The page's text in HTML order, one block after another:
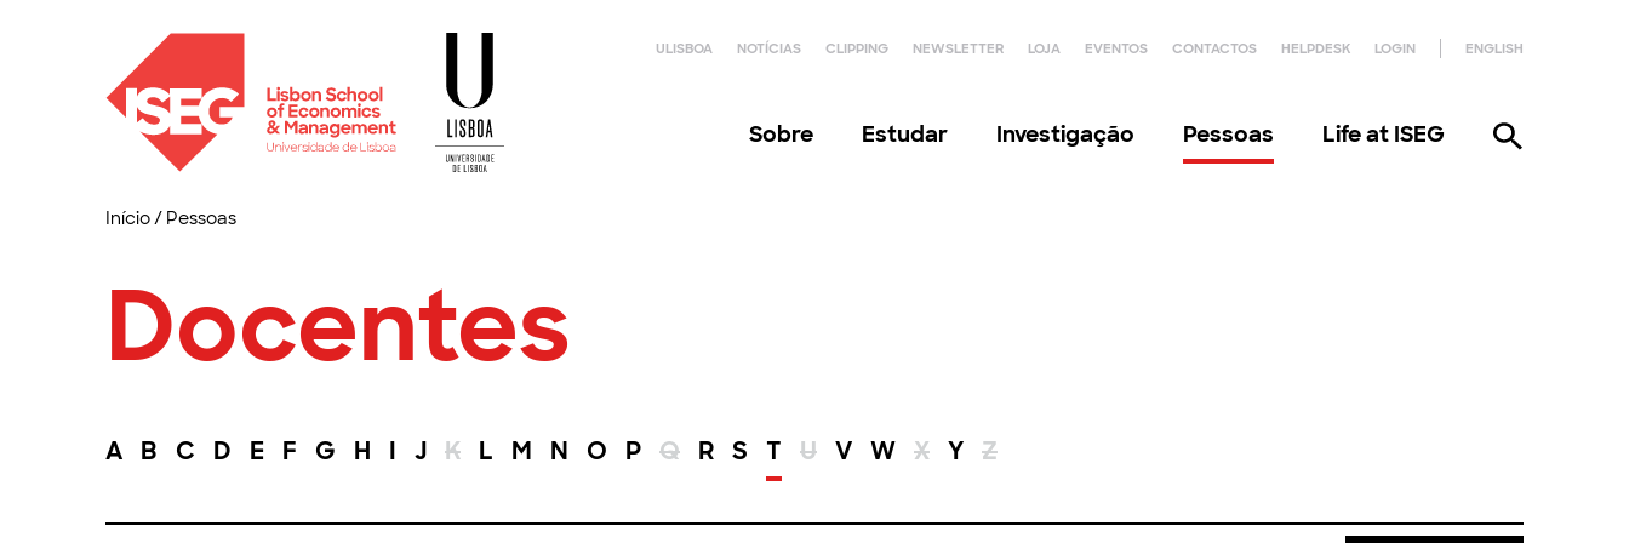
ULISBOA NOTÍCIAS CLIPPING NEWSLETTER LOJA EVENTOS CONTACTOS HELPDESK LOGIN ENGLISH
Sobre Estudar Investigação Pessoas Life at ISEG
Início/ Pessoas
Docentes
A B C D E F G H I J K L M N O P Q R S T U V W X Y Z